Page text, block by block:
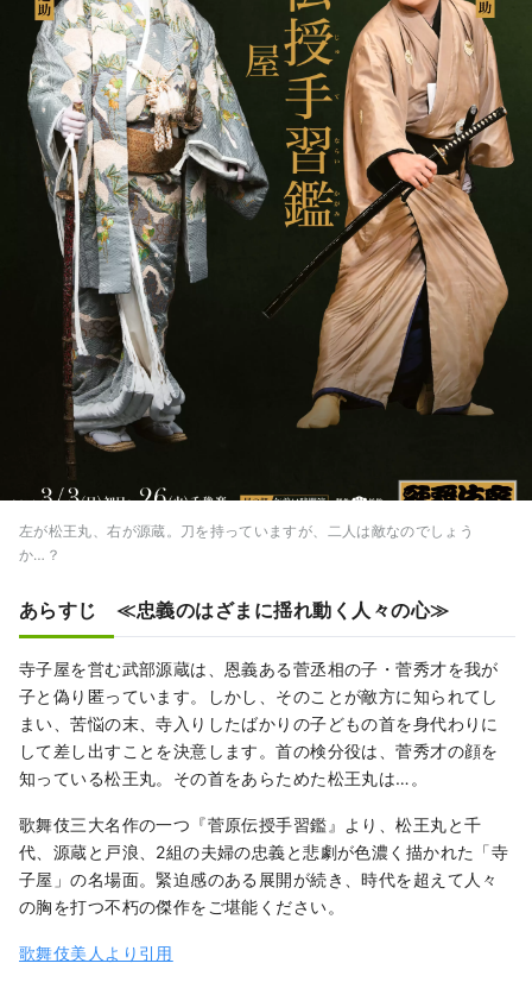
左が松王丸、右が源蔵。刀を持っていますが、二人は敵なのでしょう
か…？
あらすじ ≪忠義のはざまに揺れ動く人々の心≫
寺子屋を営む武部源蔵は、恩義ある菅丞相の子・菅秀才を我が
子と偽り匿っています。しかし、そのことが敵方に知られてし
まい、苦悩の末、寺入りしたばかりの子どもの首を身代わりに
して差し出すことを決意します。首の検分役は、菅秀才の顔を
知っている松王丸。その首をあらためた松王丸は…。
歌舞伎三大名作の一つ『菅原伝授手習鑑』より、松王丸と千
代、源蔵と戸浪、2組の夫婦の忠義と悲劇が色濃く描かれた「寺
子屋」の名場面。緊迫感のある展開が続き、時代を超えて人々
の胸を打つ不朽の傑作をご堪能ください。
歌舞伎美人より引用